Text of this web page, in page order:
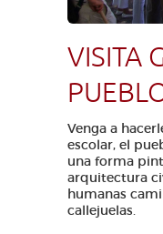
VISITA
Venga a
escolar, el
una forma
arquitectura
humanas
callejuelas.